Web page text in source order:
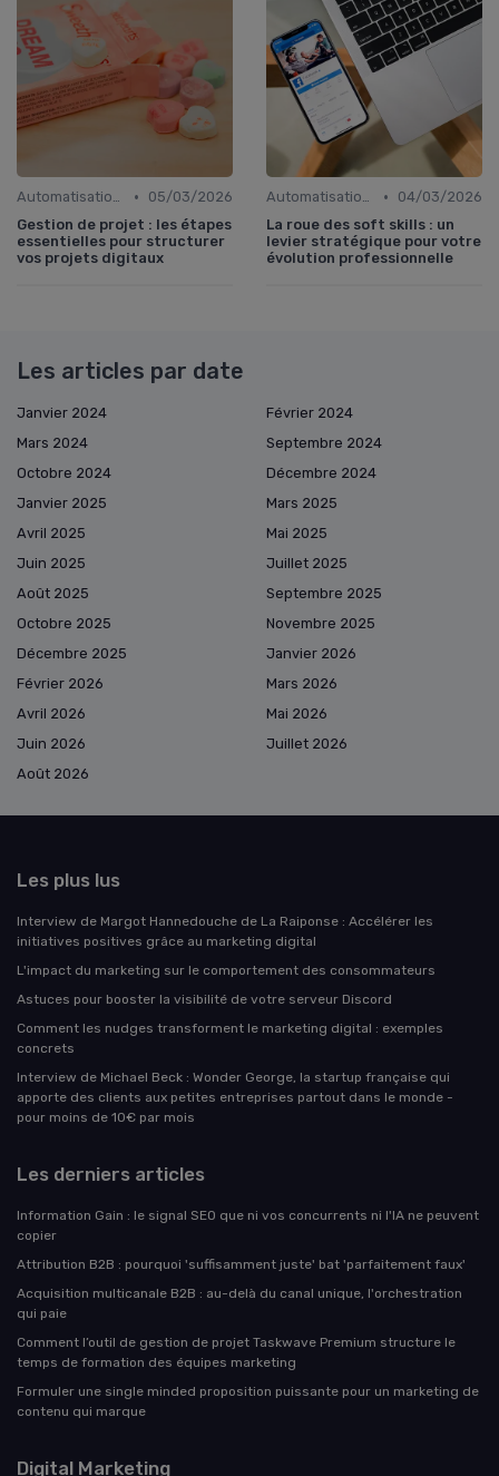
Automatisation du Marketing •
05/03/2026
Gestion de projet : les étapes
essentielles pour structurer
vos projets digitaux
Automatisation du Marketing •
04/03/2026
La roue des soft skills : un
levier stratégique pour votre
évolution professionnelle
Les articles par date
Janvier 2024
Février 2024
Mars 2024
Septembre 2024
Octobre 2024
Décembre 2024
Janvier 2025
Mars 2025
Avril 2025
Mai 2025
Juin 2025
Juillet 2025
Août 2025
Septembre 2025
Octobre 2025
Novembre 2025
Décembre 2025
Janvier 2026
Février 2026
Mars 2026
Avril 2026
Mai 2026
Juin 2026
Juillet 2026
Août 2026
Les plus lus
Interview de Margot Hannedouche de La Raiponse : Accélérer les
initiatives positives grâce au marketing digital
L'impact du marketing sur le comportement des consommateurs
Astuces pour booster la visibilité de votre serveur Discord
Comment les nudges transforment le marketing digital : exemples
concrets
Interview de Michael Beck : Wonder George, la startup française qui
apporte des clients aux petites entreprises partout dans le monde -
pour moins de 10€ par mois
Les derniers articles
Information Gain : le signal SEO que ni vos concurrents ni l'IA ne peuvent
copier
Attribution B2B : pourquoi 'suffisamment juste' bat 'parfaitement faux'
Acquisition multicanale B2B : au-delà du canal unique, l'orchestration
qui paie
Comment l’outil de gestion de projet Taskwave Premium structure le
temps de formation des équipes marketing
Formuler une single minded proposition puissante pour un marketing de
contenu qui marque
Digital Marketing